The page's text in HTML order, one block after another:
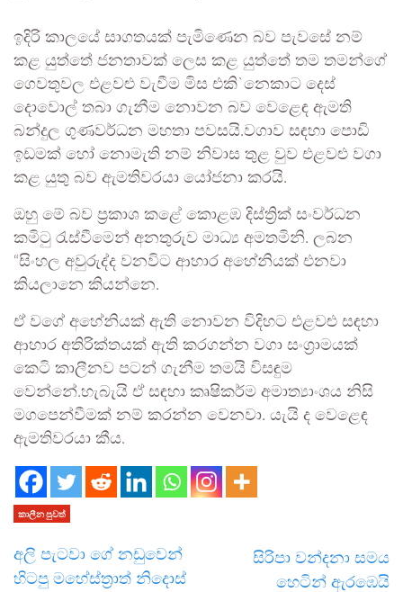
ඉදිරි කාලයේ සාගතයක් පැමිණෙන බව පැවසේ නම්
කළ යුත්තේ ජනතාවක් ලෙස කළ යුත්තේ තම තමන්ගේ
ගෙවතුවල එළවළු වැවීම මිස එකි`නෙකාට දෙස්
දොවොල් තබා ගැනීම නොවන බව වෙළෙඳ ඇමති
බන්දුල ගුණවර්ධන මහතා පවසයි.වගාව සඳහා පොඩි
ඉඩමක් හෝ නොමැති නම් නිවාස තුළ වුව එළවළු වගා
කළ යුතු බව ඇමතිවරයා යෝජනා කරයි.
ඔහු මේ බව ප්‍රකාශ කළේ කොළඹ දිස්ත්‍රික් සංවර්ධන
කමිටු රැස්වීමෙන් අනතුරුව මාධ්‍ය අමතමිනි. ලබන
“සිංහල අවුරුද්ද වනවිට ආහාර අහේනියක් එනවා
කියලානෙ කියන්නෙ.
ඒ වගේ අහේනියක් ඇති නොවන විදිහට එළවළු සඳහා
ආහාර අතිරික්තයක් ඇති කරගන්න වගා සංග්‍රාමයක්
කෙටි කාලීනව පටන් ගැනීම තමයි විසඳුම
වෙන්නේ.හැබැයි ඒ සඳහා කෘෂිකර්ම අමාත්‍යාංශය නිසි
මගපෙන්වීමක් නම් කරන්න වෙනවා. යැයි ද වෙළෙඳ
ඇමතිවරයා කීය.
කාලීන පුවත්
අලි පැටවා ගේ නඩුවෙන්
හිටපු මහේස්ත්‍රාත් නිදොස්
සිරිපා වන්දනා සමය
හෙටින් ඇරඹෙයි